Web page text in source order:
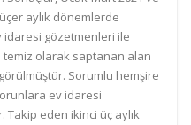
aylık dönemlerde
gözetmenleri ile
temiz olarak saptanan alan
Sorumlu hemşire
ev idaresi
eden ikinci üç aylık